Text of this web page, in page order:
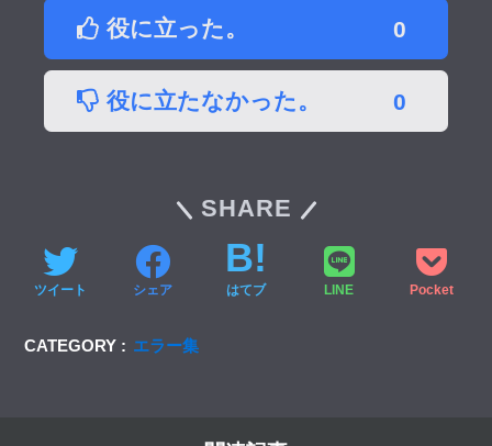
役に立った。 0
役に立たなかった。 0
SHARE
ツイート シェア はてブ LINE Pocket
CATEGORY : エラー集